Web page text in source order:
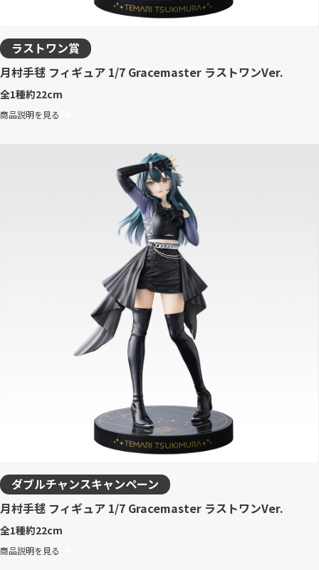
ラストワン賞
月村手毬 フィギュア 1/7 Gracemaster ラストワンVer.
全1種約22cm
商品説明を見る
ダブルチャンスキャンペーン
月村手毬 フィギュア 1/7 Gracemaster ラストワンVer.
全1種約22cm
商品説明を見る